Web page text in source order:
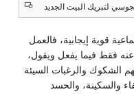
لتبريك البيت الجديد
قوية إيجابية، فالعمل
فقط فيما يفعل ويقول،
الشكوك والرغبات السيئة
والسكينة، والحسد